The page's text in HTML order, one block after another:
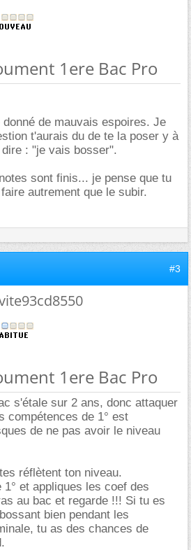
1ere Bac Pro
de mauvais espoires. Je
t'aurais du de te la poser y à
: "je vais bosser".
sont finis... je pense que tu
autrement que le subir.
#3
1ere Bac Pro
s'étale sur 2 ans, donc attaquer
compétences de 1° est
de ne pas avoir le niveau
réflètent ton niveau.
et appliques les coef des
au bac et regarde !!! Si tu es
bien pendant les
tu as des chances de